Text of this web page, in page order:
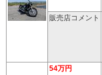
販売店コメント
54万円